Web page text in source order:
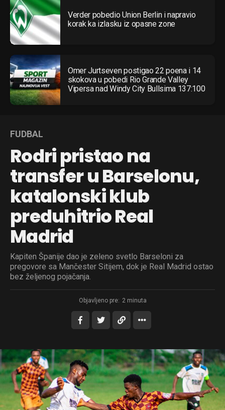
Verder pobedio Union Berlin i napravio
korak ka izlasku iz opasne zone
Omer Jurtseven postigao 22 poena i 14
skokova u pobedi Rio Grande Valley
Vipersa nad Windy City Bullsima 137:100
FUDBAL
Rodri pristao na
transfer u Barselonu,
katalonski klub
preduhitrio Real
Madrid
Kapiten Španije dao je zeleno svetlo Barseloni za
pregovore sa Mančester Sitijem, dok je Real Madrid ostao
bez željenog pojačanja.
Objavljeno pre: 2 minuta